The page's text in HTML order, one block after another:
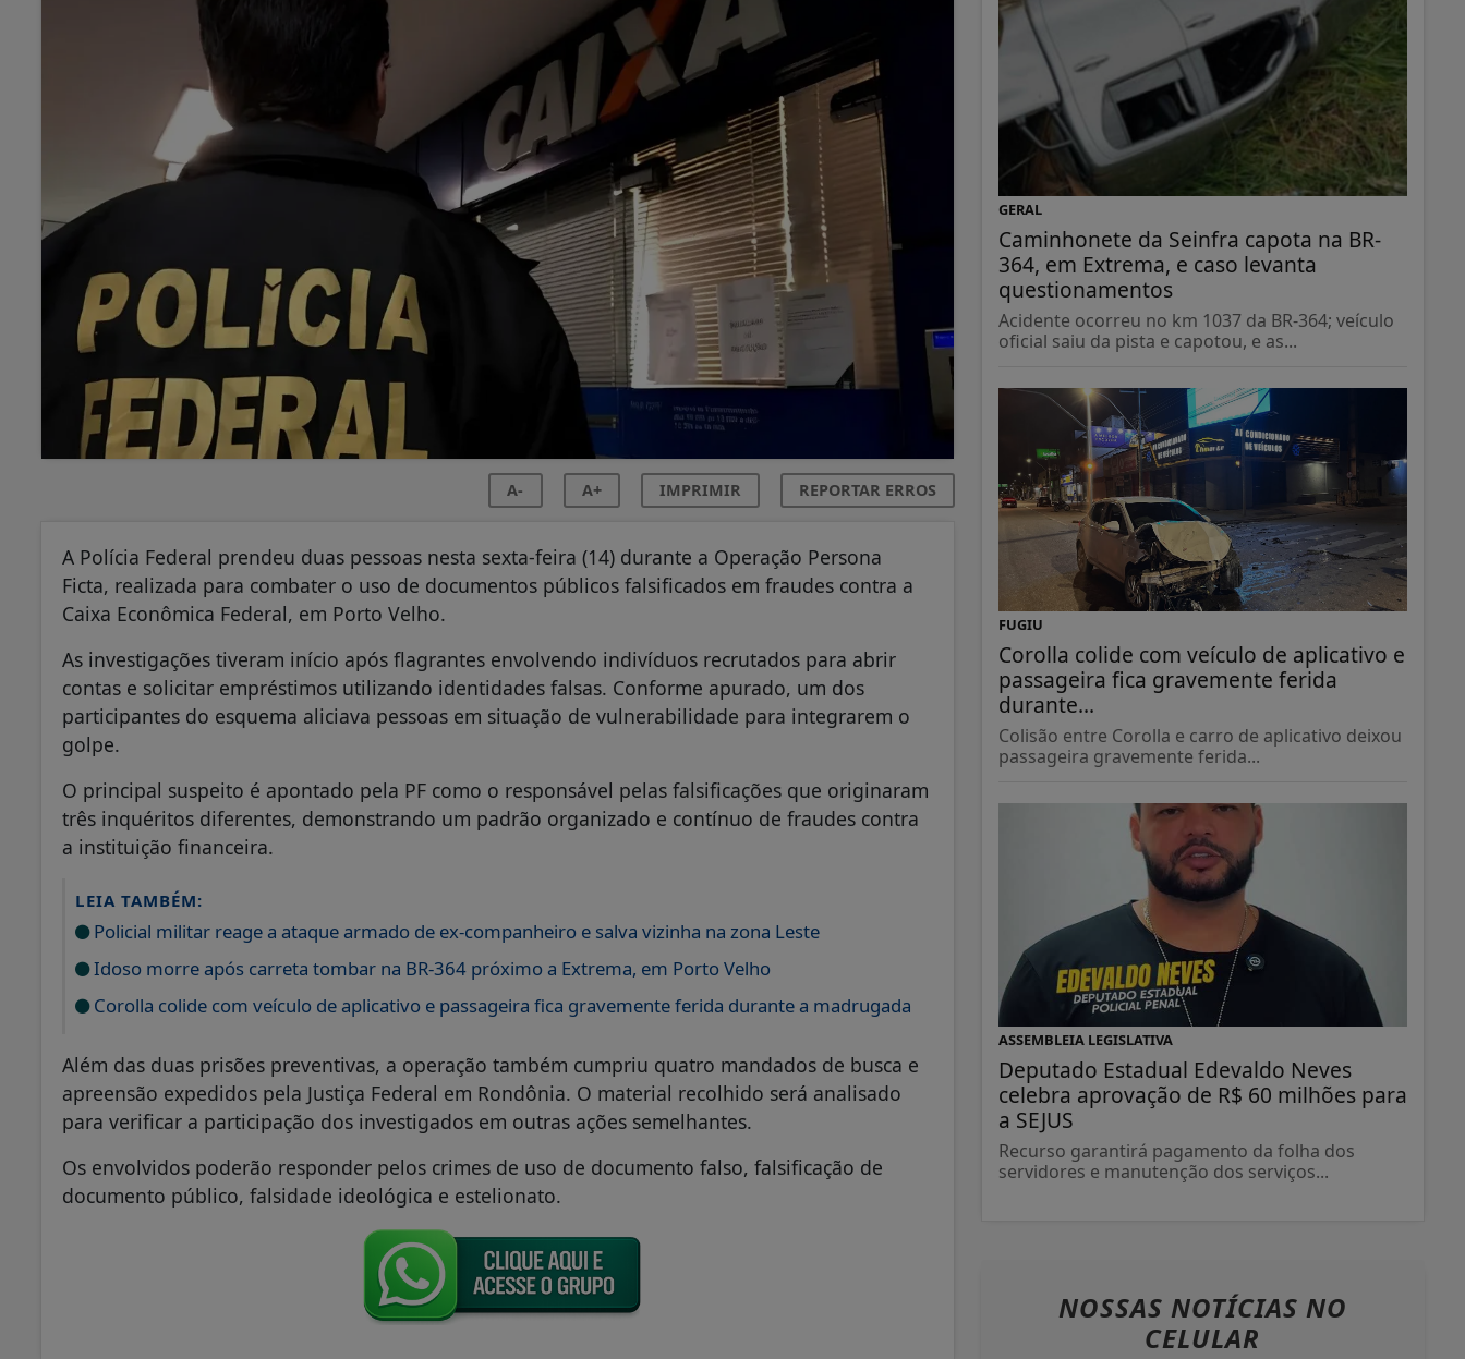
A- A+ IMPRIMIR REPORTAR ERROS
A Polícia Federal prendeu duas pessoas nesta sexta-feira (14) durante a Operação Persona
Ficta, realizada para combater o uso de documentos públicos falsificados em fraudes contra a
Caixa Econômica Federal, em Porto Velho.
As investigações tiveram início após flagrantes envolvendo indivíduos recrutados para abrir
contas e solicitar empréstimos utilizando identidades falsas. Conforme apurado, um dos
participantes do esquema aliciava pessoas em situação de vulnerabilidade para integrarem o
golpe.
O principal suspeito é apontado pela PF como o responsável pelas falsificações que originaram
três inquéritos diferentes, demonstrando um padrão organizado e contínuo de fraudes contra
a instituição financeira.
LEIA TAMBÉM:
Policial militar reage a ataque armado de ex-companheiro e salva vizinha na zona Leste
Idoso morre após carreta tombar na BR-364 próximo a Extrema, em Porto Velho
Corolla colide com veículo de aplicativo e passageira fica gravemente ferida durante a madrugada
Além das duas prisões preventivas, a operação também cumpriu quatro mandados de busca e
apreensão expedidos pela Justiça Federal em Rondônia. O material recolhido será analisado
para verificar a participação dos investigados em outras ações semelhantes.
Os envolvidos poderão responder pelos crimes de uso de documento falso, falsificação de
documento público, falsidade ideológica e estelionato.
GERAL
Caminhonete da Seinfra capota na BR-
364, em Extrema, e caso levanta
questionamentos
Acidente ocorreu no km 1037 da BR-364; veículo
oficial saiu da pista e capotou, e as...
FUGIU
Corolla colide com veículo de aplicativo e
passageira fica gravemente ferida
durante...
Colisão entre Corolla e carro de aplicativo deixou
passageira gravemente ferida...
ASSEMBLEIA LEGISLATIVA
Deputado Estadual Edevaldo Neves
celebra aprovação de R$ 60 milhões para
a SEJUS
Recurso garantirá pagamento da folha dos
servidores e manutenção dos serviços...
NOSSAS NOTÍCIAS NO
CELULAR